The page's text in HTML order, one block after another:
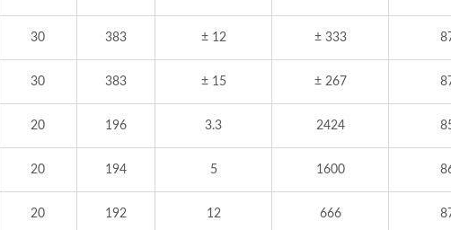
30 383 ± 12 ± 333
30 383 ± 15 ± 267
20 196 3.3 2424
20 194 5 1600
20 192 12 666